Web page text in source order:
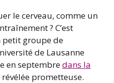
le cerveau, comme un
? C’est
petit groupe de
de Lausanne
en septembredans la
révélée prometteuse.